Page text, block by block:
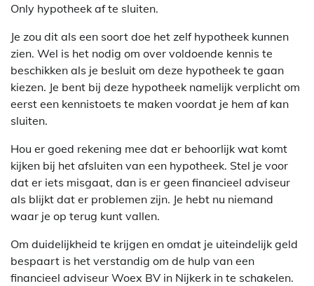
Only hypotheek af te sluiten.
Je zou dit als een soort doe het zelf hypotheek kunnen
zien. Wel is het nodig om over voldoende kennis te
beschikken als je besluit om deze hypotheek te gaan
kiezen. Je bent bij deze hypotheek namelijk verplicht om
eerst een kennistoets te maken voordat je hem af kan
sluiten.
Hou er goed rekening mee dat er behoorlijk wat komt
kijken bij het afsluiten van een hypotheek. Stel je voor
dat er iets misgaat, dan is er geen financieel adviseur
als blijkt dat er problemen zijn. Je hebt nu niemand
waar je op terug kunt vallen.
Om duidelijkheid te krijgen en omdat je uiteindelijk geld
bespaart is het verstandig om de hulp van een
financieel adviseur Woex BV in Nijkerk in te schakelen.